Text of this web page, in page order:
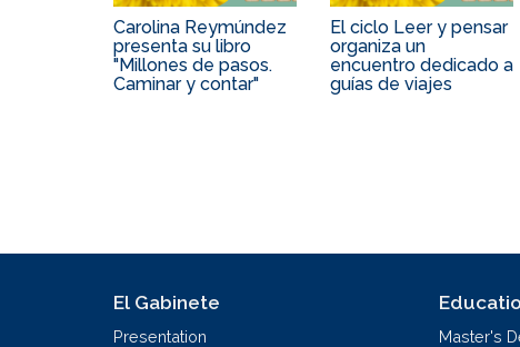
Carolina Reymúndez
presenta su libro
"Millones de pasos.
Caminar y contar"
El ciclo Leer y pensar
organiza un
encuentro dedicado a
guías de viajes
El Gabinete
Presentation
Master's